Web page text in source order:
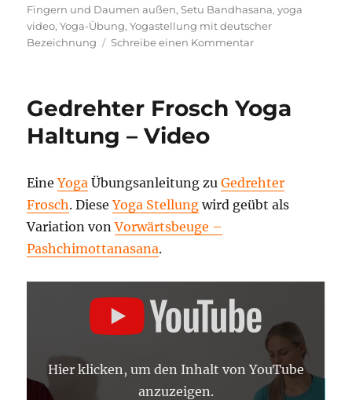
Fingern und Daumen außen,Setu Bandhasana,yoga
video,Yoga-Übung,Yogastellung mit deutscher
Bezeichnung
Schreibe einen Kommentarzu
Fingern
und
auf
Handballen
Gedrehter Frosch Yoga
Haltung – Video
EineYoga Übungsanleitung zuGedrehter
Frosch. DieseYoga Stellung wird geübt als
Variation vonVorwärtsbeuge –
Pashchimottanasana.
„GEDREHTER
VON
YOUTUBE
ANZEIGEN
Hier klicken, um den Inhalt von YouTube
anzuzeigen.